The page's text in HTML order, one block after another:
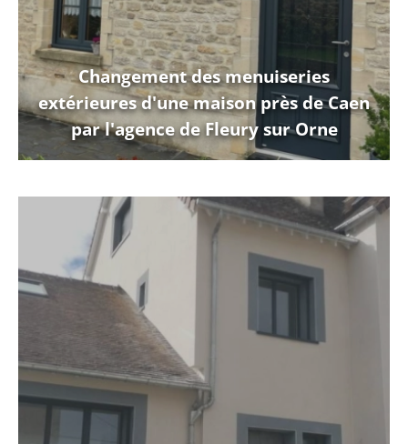
Changement des menuiseries
extérieures d'une maison près de Caen
par l'agence de Fleury sur Orne